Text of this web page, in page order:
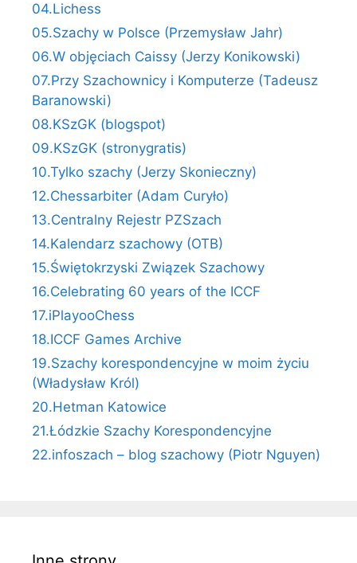
04.Lichess
05.Szachy w Polsce (Przemysław Jahr)
06.W objęciach Caissy (Jerzy Konikowski)
07.Przy Szachownicy i Komputerze (Tadeusz
Baranowski)
08.KSzGK (blogspot)
09.KSzGK (stronygratis)
10.Tylko szachy (Jerzy Skonieczny)
12.Chessarbiter (Adam Curyło)
13.Centralny Rejestr PZSzach
14.Kalendarz szachowy (OTB)
15.Świętokrzyski Związek Szachowy
16.Celebrating 60 years of the ICCF
17.iPlayooChess
18.ICCF Games Archive
19.Szachy korespondencyjne w moim życiu
(Władysław Król)
20.Hetman Katowice
21.Łódzkie Szachy Korespondencyjne
22.infoszach – blog szachowy (Piotr Nguyen)